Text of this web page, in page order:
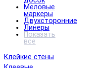
Меловые
маркеры
Двухсторонние
Линеры
Показать
все
Клейкие стены